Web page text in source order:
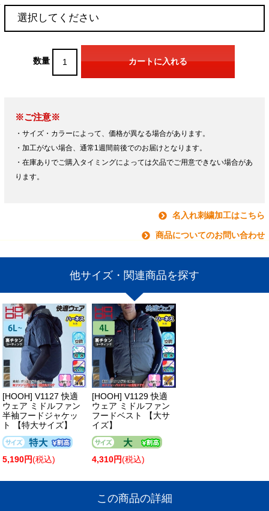
数量
※ご注意※
・サイズ・カラーによって、価格が異なる場合があります。
・加工がない場合、通常1週間前後でのお届けとなります。
・在庫ありでご購入タイミングによっては欠品でご用意できない場合があ
ります。
名入れ刺繍加工はこちら
商品についてのお問い合わせ
他サイズ・関連商品を探す
[HOOH] V1127 快適
ウェア ミドルファン
半袖フードジャケッ
ト 【特大サイズ】
5,190円(税込)
[HOOH] V1129 快適
ウェア ミドルファン
フードベスト 【大サ
イズ】
4,310円(税込)
この商品の詳細